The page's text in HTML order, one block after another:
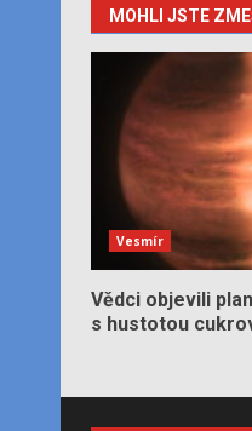
MOHLI JSTE
Vesmír
Vědci objevili
s hustotou